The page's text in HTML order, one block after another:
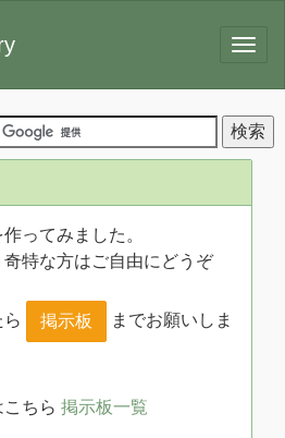
ってみました。
特な方はご自由にどうぞ
掲示板
までお願いしま
ちら 掲示板一覧